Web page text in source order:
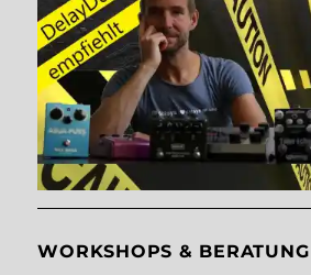
WORKSHOPS & BERATUNG